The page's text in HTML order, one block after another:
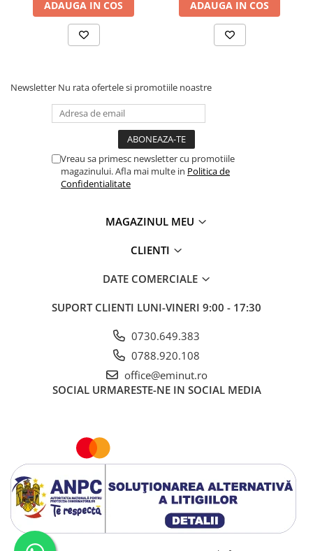
ADAUGA IN COS ADAUGA IN COS
Newsletter Nu rata ofertele si promotiile noastre
Vreau sa primesc newsletter cu promotiile
magazinului. Afla mai multe in Politica de
Confidentialitate
MAGAZINUL MEU
CLIENTI
DATE COMERCIALE
SUPORT CLIENTI LUNI-VINERI 9:00 - 17:30
0730.649.383
0788.920.108
office@eminut.ro
SOCIAL URMARESTE-NE IN SOCIAL MEDIA